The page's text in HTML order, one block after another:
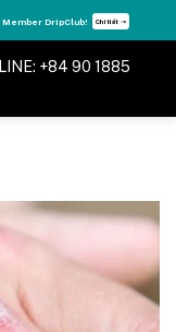
Member DripClub! Chi tiết ➝
+84 90 1885